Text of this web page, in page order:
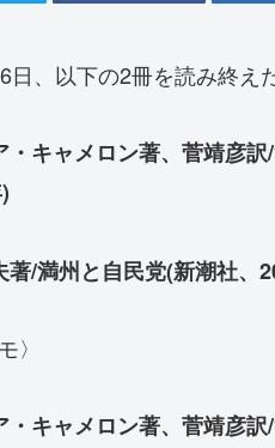
、以下の2冊を読み終えた
・キャメロン著、菅靖彦
著/満州と自民党(新潮社、
〉
・キャメロン著、菅靖彦